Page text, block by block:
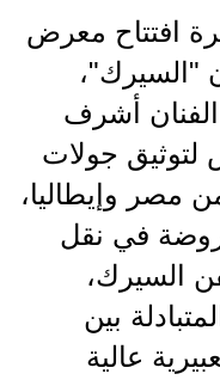
افتتاح معرض
"السيرك"،
أشرف
جولات
مصر وإيطاليا،
في نقل
السيرك،
بين
عالية